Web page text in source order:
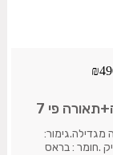
₪
מגדילה+תאורה פי 7
צדדית ניקל
מגדילה.גימור:
.חומר : בראס